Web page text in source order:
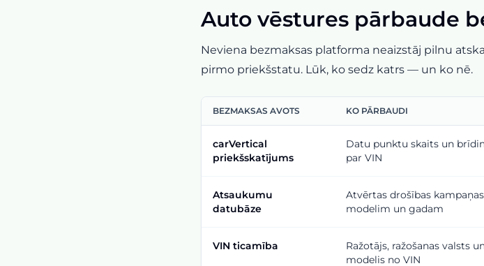
Auto vēstures pārbaude
Neviena bezmaksas platforma neaizstāj pilnu
pirmo priekšstatu. Lūk, ko sedz katrs — un ko nē.
BEZMAKSAS AVOTS KO PĀRBAUDI
carVertical
priekšskatījums
Datu punktu skaits un
par VIN
Atsaukumu
datubāze
Atvērtas drošības kampaņas
modelim un gadam
VIN ticamība
Ražotājs, ražošanas valsts
modelis no VIN